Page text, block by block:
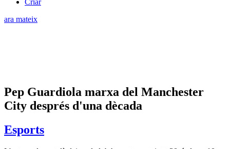
ara mateix
Pep Guardiola marxa del Manchester
City després d'una dècada
Esports